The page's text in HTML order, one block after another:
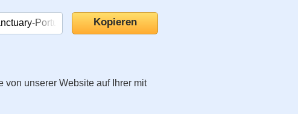
von unserer Website auf Ihrer mit